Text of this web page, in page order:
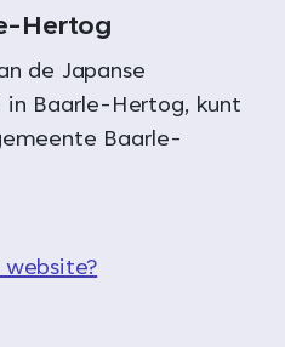
Hertog
de Japanse
in Baarle-Hertog, kunt
Baarle-